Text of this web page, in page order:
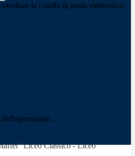
la casella di posta elettronica!